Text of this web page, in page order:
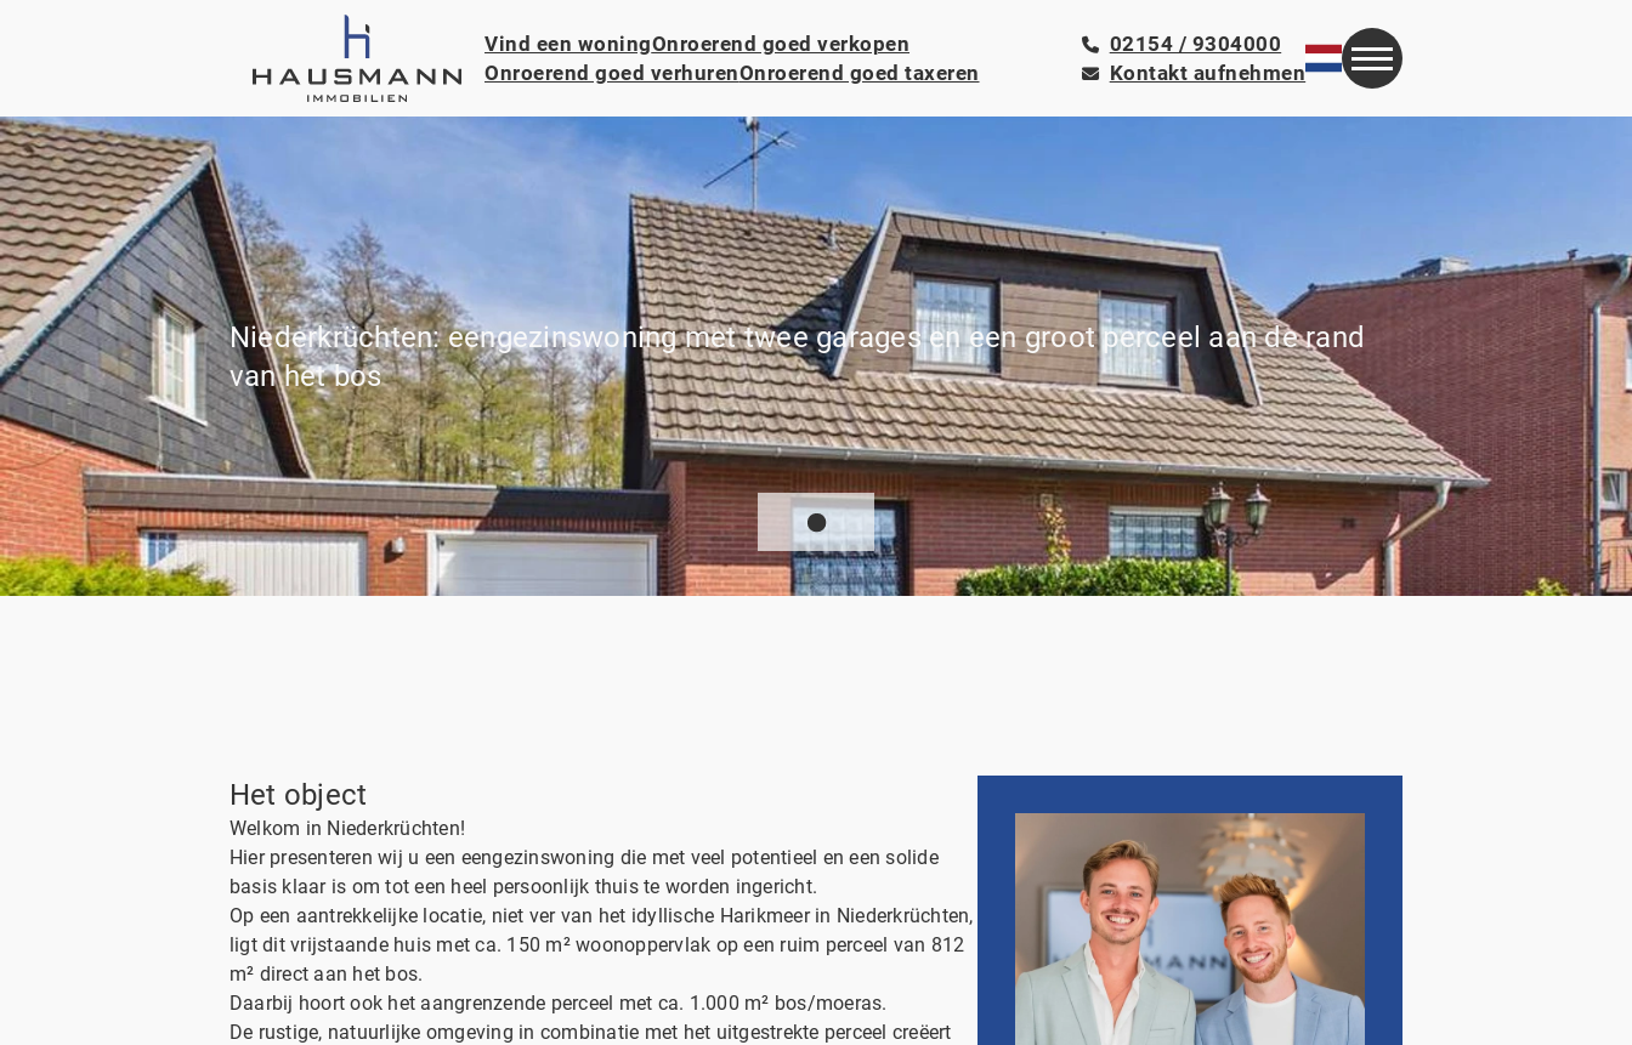
Vind een woningOnroerend goed verkopen
Onroerend goed verhurenOnroerend goed taxeren
02154 / 9304000
Kontakt aufnehmen
Niederkrüchten: eengezinswoning met twee garages en een groot perceel aan de rand
van het bos
Het object
Welkom in Niederkrüchten!
Hier presenteren wij u een eengezinswoning die met veel potentieel en een solide
basis klaar is om tot een heel persoonlijk thuis te worden ingericht.
Op een aantrekkelijke locatie, niet ver van het idyllische Harikmeer in Niederkrüchten,
ligt dit vrijstaande huis met ca. 150 m² woonoppervlak op een ruim perceel van 812
m² direct aan het bos.
Daarbij hoort ook het aangrenzende perceel met ca. 1.000 m² bos/moeras.
De rustige, natuurlijke omgeving in combinatie met het uitgestrekte perceel creëert